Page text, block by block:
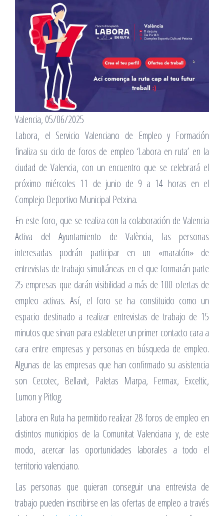
Valencia, 05/06/2025
Labora, el Servicio Valenciano de Empleo y Formación
finaliza su ciclo de foros de empleo ‘Labora en ruta’ en la
ciudad de Valencia, con un encuentro que se celebrará el
próximo miércoles 11 de junio de 9 a 14 horas en el
Complejo Deportivo Municipal Petxina.
En este foro, que se realiza con la colaboración de Valencia
Activa del Ayuntamiento de València, las personas
interesadas podrán participar en un «maratón» de
entrevistas de trabajo simultáneas en el que formarán parte
25 empresas que darán visibilidad a más de 100 ofertas de
empleo activas. Así, el foro se ha constituido como un
espacio destinado a realizar entrevistas de trabajo de 15
minutos que sirvan para establecer un primer contacto cara a
cara entre empresas y personas en búsqueda de empleo.
Algunas de las empresas que han confirmado su asistencia
son Cecotec, Bellavit, Paletas Marpa, Fermax, Exceltic,
Lumon y Pitlog.
Labora en Ruta ha permitido realizar 28 foros de empleo en
distintos municipios de la Comunitat Valenciana y, de este
modo, acercar las oportunidades laborales a todo el
territorio valenciano.
Las personas que quieran conseguir una entrevista de
trabajo pueden inscribirse en las ofertas de empleo a través